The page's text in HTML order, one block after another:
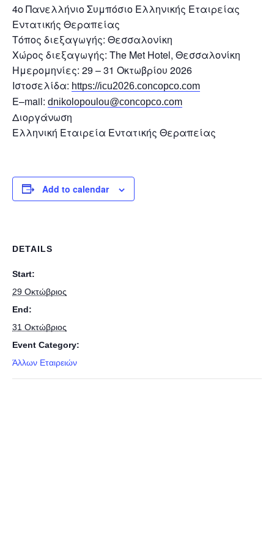
4ο Πανελλήνιο Συμπόσιο Ελληνικής Εταιρείας
Εντατικής Θεραπείας
Τόπος διεξαγωγής: Θεσσαλονίκη
Χώρος διεξαγωγής: The Met Hotel, Θεσσαλονίκη
Ημερομηνίες: 29 – 31 Οκτωβρίου 2026
Ιστοσελίδα: https://icu2026.concopco.com
E–mail: dnikolopoulou@concopco.com
Διοργάνωση
Ελληνική Εταιρεία Εντατικής Θεραπείας
Add to calendar
DETAILS
Start:
29 Οκτώβριος
End:
31 Οκτώβριος
Event Category:
Άλλων Εταιρειών